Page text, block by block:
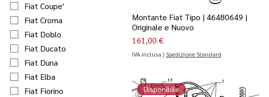
Fiat Coupe'
Fiat Croma
Fiat Doblo
Fiat Ducato
Fiat Duna
Fiat Elba
Fiat Fiorino
Montante Fiat Tipo | 46480649 |
Originale e Nuovo
Prezzo
161,00 €
IVA inclusa | Spedizione Standard
Disponibile